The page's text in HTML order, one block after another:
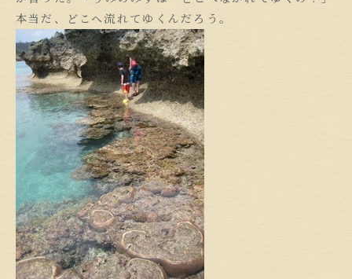
本当だ、どこへ流れてゆくんだろう。